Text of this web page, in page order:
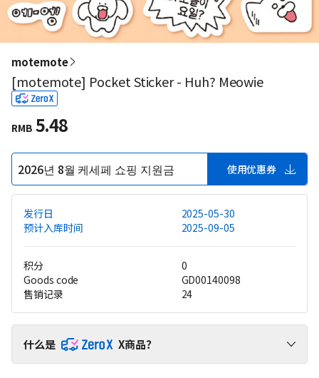
motemote
[motemote] Pocket Sticker - Huh? Meowie
RMB 5.48
2026년 8월 케세페 쇼핑 지원금 使用优惠券
发行日
2025-05-30
预计入库时间
2025-09-05
积分
0
Goods code
GD00140098
售销记录
24
什么是 X商品？